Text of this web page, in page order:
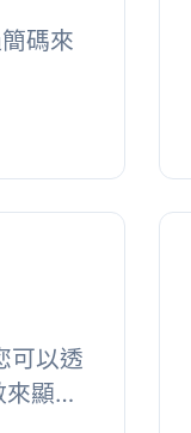
碼來
可以透
顯示